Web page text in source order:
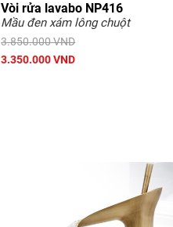
Vòi rửa lavabo NP416
Mầu đen xám lông chuột
3.850.000 VND
3.350.000 VND